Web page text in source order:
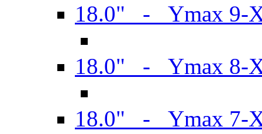
18.0" - Ymax 9-
18.0" - Ymax 8-
18.0" - Ymax 7-